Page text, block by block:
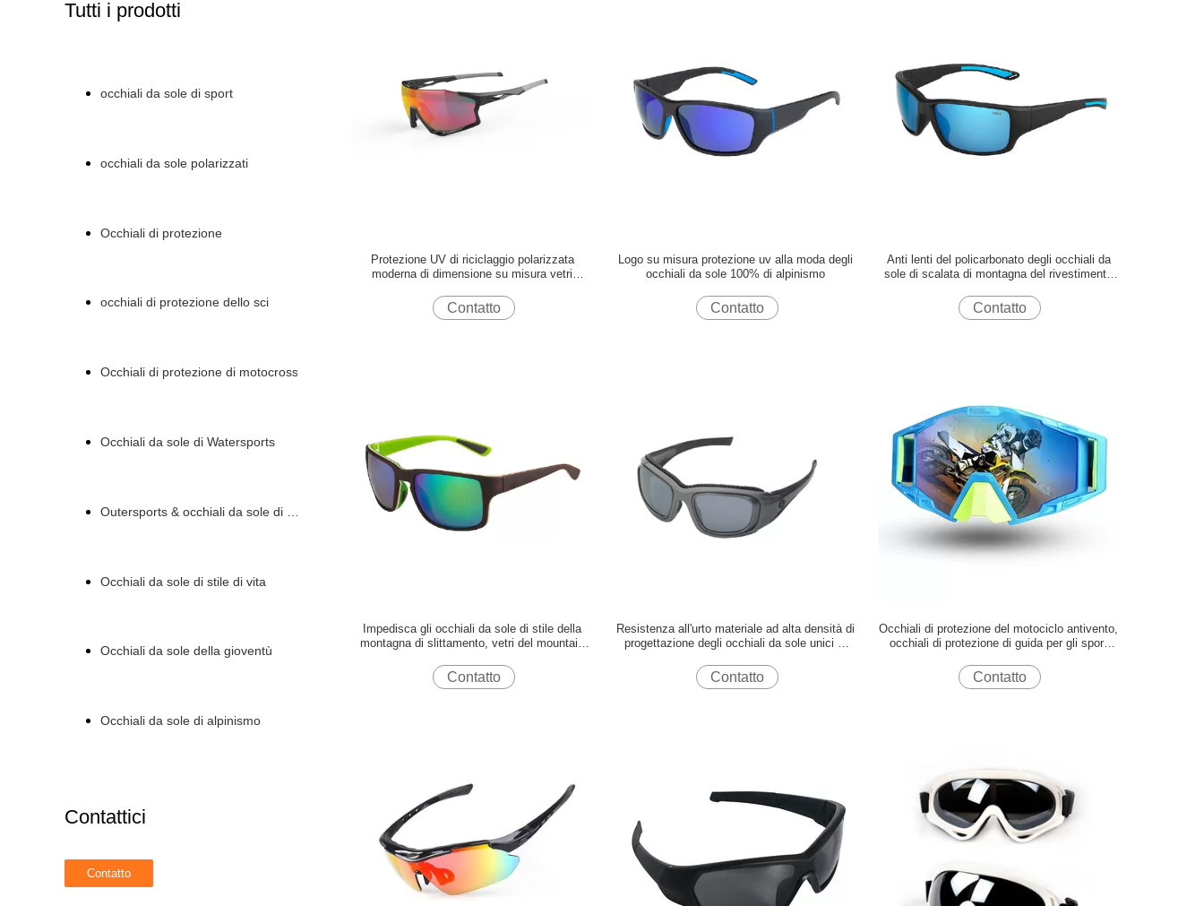
Tutti i prodotti
occhiali da sole di sport
occhiali da sole polarizzati
Occhiali di protezione
occhiali di protezione dello sci
Occhiali di protezione di motocross
Occhiali da sole di Watersports
Outersports & occhiali da sole di attività
Occhiali da sole di stile di vita
Occhiali da sole della gioventù
Occhiali da sole di alpinismo
Contattici
Protezione UV di riciclaggio polarizzata
moderna di dimensione su misura vetri
Contatto
Logo su misura protezione uv alla moda degli
occhiali da sole 100% di alpinismo
Contatto
Anti lenti del policarbonato degli occhiali da
sole di scalata di montagna del rivestimento
Contatto
Impedisca gli occhiali da sole di stile della
montagna di slittamento, vetri del mountain
Contatto
Resistenza all'urto materiale ad alta densità di
progettazione degli occhiali da sole unici di
Contatto
Occhiali di protezione del motociclo antivento,
occhiali di protezione di guida per gli sport
Contatto